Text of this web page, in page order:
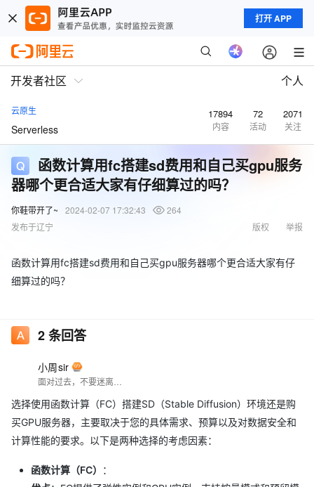
打开 APP
开发者社区 个人
云原生
Serverless
17894
内容
72
活动
2071
关注
函数计算用fc搭建sd费用和自己买gpu服务
器哪个更合适大家有仔细算过的吗？
你鞋带开了~ 2024-02-07 17:32:43
264
发布于辽宁
举报
版权
函数计算用fc搭建sd费用和自己买gpu服务器哪个更合适大家有仔
细算过的吗？
2条回答
小周sir
选择使用函数计算（FC）搭建SD（Stable Diffusion）环境还是购
买GPU服务器，主要取决于您的具体需求、预算以及对数据安全和
计算性能的要求。以下是两种选择的考虑因素：
函数计算（FC）
：